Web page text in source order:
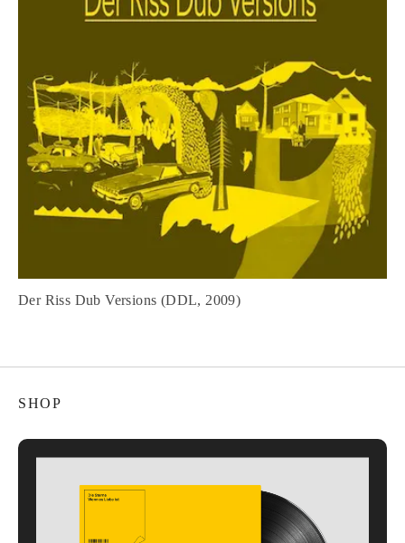
Der Riss Dub Versions (DDL, 2009)
SHOP